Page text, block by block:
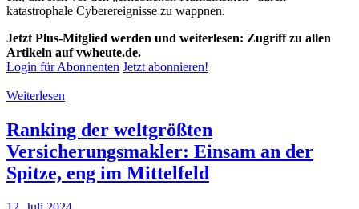
katastrophale Cyberereignisse zu wappnen.
Jetzt Plus-Mitglied werden und weiterlesen: Zugriff zu allen
Artikeln auf vwheute.de.
Login für Abonnenten Jetzt abonnieren!
Weiterlesen
Ranking der weltgrößten
Versicherungsmakler: Einsam an der
Spitze, eng im Mittelfeld